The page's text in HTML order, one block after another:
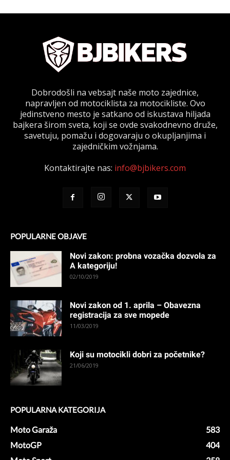
Dobrodošli na vebsajt naše moto zajednice,
napravljen od motociklista za motocikliste. Ovo
jedinstveno mesto je satkano od iskustava hiljada
bajkera širom sveta, koji se ovde svakodnevno druže,
savetuju, pomažu i dogovaraju o okupljanjima i
zajedničkim vožnjama.
Kontaktirajte nas: info@bjbikers.com
POPULARNE OBJAVE
Novi zakon: probna vozačka dozvola za
A kategoriju!
02/10/2019
Novi zakon od 1. aprila – Obavezna
registracija za sve mopede
11/03/2019
Koji su motocikli dobri za početnike?
21/06/2019
POPULARNA KATEGORIJA
Moto Garaža
583
MotoGP
404